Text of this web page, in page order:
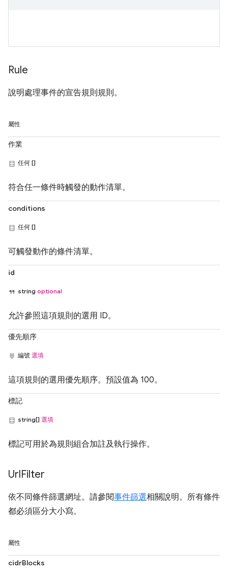
Rule
說明處理事件的宣告規則規則。
屬性
作業
任何 []
符合任一條件時觸發的動作清單。
conditions
任何 []
可觸發動作的條件清單。
id
string optional
允許參照這項規則的選用 ID。
優先順序
編號 選填
這項規則的選用優先順序。預設值為 100。
標記
string[] 選填
標記可用於為規則組合加註及執行操作。
UrlFilter
依不同條件篩選網址。請參閱事件篩選相關說明。所有條件
都必須區分大小寫。
屬性
cidrBlocks